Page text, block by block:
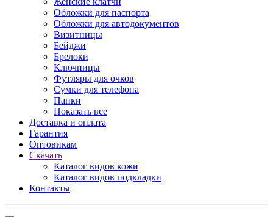
Обложки для паспорта
Обложки для автодокументов
Визитницы
Бейджи
Брелоки
Ключницы
Футляры для очков
Сумки для телефона
Папки
Показать все
Доставка и оплата
Гарантия
Оптовикам
Скачать
Каталог видов кожи
Каталог видов подкладки
Контакты